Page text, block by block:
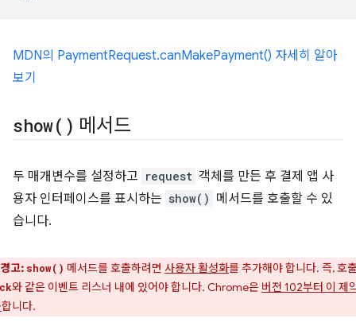
MDN의 PaymentRequest.canMakePayment() 자세히 알아
보기
show( ) 메서드
두 매개변수를 설정하고 request 객체를 만든 후 결제 앱 사
용자 인터페이스를 표시하는 show() 메서드를 호출할 수 있
습니다.
경고: show() 메서드를 호출하려면 사용자 활성화를 추가해야 합니다. 즉, 호
와 같은 이벤트 리스너 내에 있어야 합니다. Chrome은 버전 102부터 이 제
합니다.